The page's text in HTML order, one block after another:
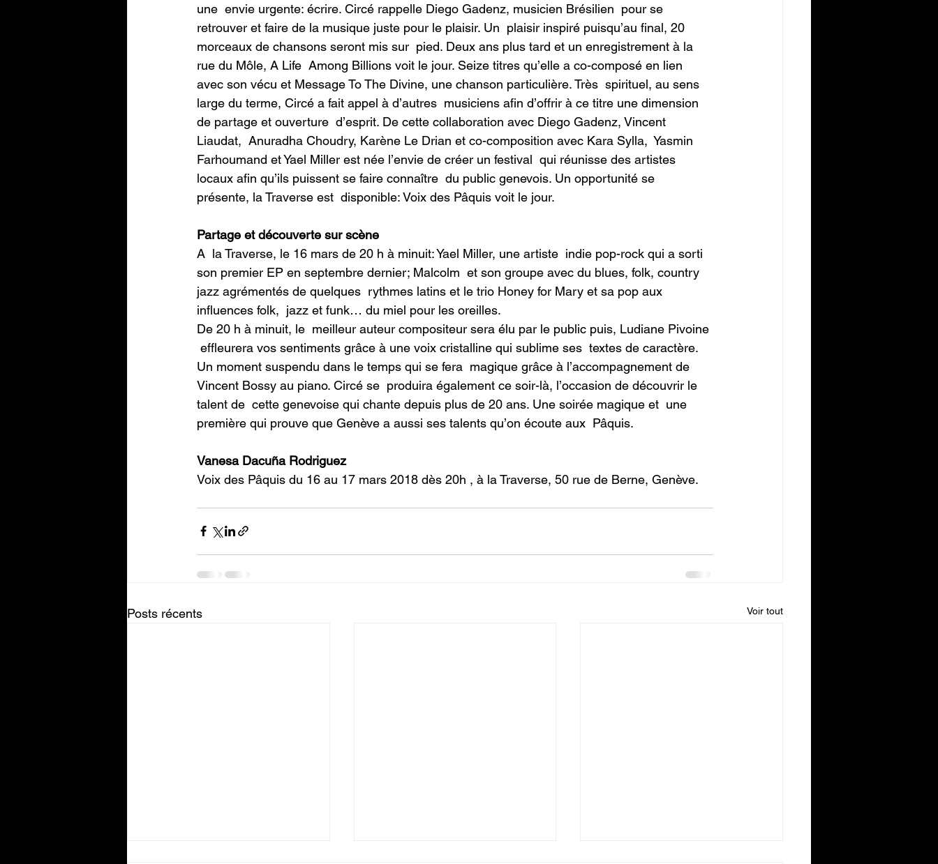
une  envie urgente: écrire. Circé rappelle Diego Gadenz, musicien Brésilien  pour se
retrouver et faire de la musique juste pour le plaisir. Un  plaisir inspiré puisqu’au final, 20
morceaux de chansons seront mis sur  pied. Deux ans plus tard et un enregistrement à la
rue du Môle, A Life  Among Billions voit le jour. Seize titres qu’elle a co-composé en lien
avec son vécu et Message To The Divine, une chanson particulière. Très  spirituel, au sens
large du terme, Circé a fait appel à d’autres  musiciens afin d’offrir à ce titre une dimension
de partage et ouverture  d’esprit. De cette collaboration avec Diego Gadenz, Vincent
Liaudat,  Anuradha Choudry, Karène Le Drian et co-composition avec Kara Sylla,  Yasmin
Farhoumand et Yael Miller est née l’envie de créer un festival  qui réunisse des artistes
locaux afin qu’ils puissent se faire connaître  du public genevois. Un opportunité se
présente, la Traverse est  disponible: Voix des Pâquis voit le jour.
Partage et découverte sur scène
A  la Traverse, le 16 mars de 20 h à minuit: Yael Miller, une artiste  indie pop-rock qui a sorti
son premier EP en septembre dernier; Malcolm  et son groupe avec du blues, folk, country
jazz agrémentés de quelques  rythmes latins et le trio Honey for Mary et sa pop aux
influences folk,  jazz et funk… du miel pour les oreilles.
De 20 h à minuit, le  meilleur auteur compositeur sera élu par le public puis, Ludiane Pivoine
effleurera vos sentiments grâce à une voix cristalline qui sublime ses  textes de caractère.
Un moment suspendu dans le temps qui se fera  magique grâce à l’accompagnement de
Vincent Bossy au piano. Circé se  produira également ce soir-là, l’occasion de découvrir le
talent de  cette genevoise qui chante depuis plus de 20 ans. Une soirée magique et  une
première qui prouve que Genève a aussi ses talents qu’on écoute aux  Pâquis.
Vanesa Dacuña Rodriguez
Voix des Pâquis du 16 au 17 mars 2018 dès 20h , à la Traverse, 50 rue de Berne, Genève.
Posts récents Voir tout